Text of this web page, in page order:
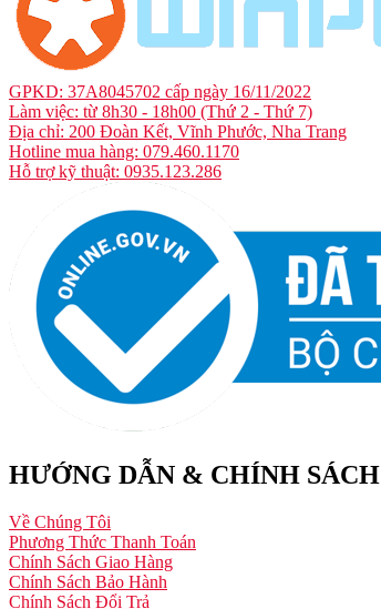
GPKD: 37A8045702 cấp ngày 16/11/2022
Làm việc: từ 8h30 - 18h00 (Thứ 2 - Thứ 7)
Địa chỉ: 200 Đoàn Kết, Vĩnh Phước, Nha Trang
Hotline mua hàng: 079.460.1170
Hỗ trợ kỹ thuật: 0935.123.286
HƯỚNG DẪN & CHÍNH SÁCH
Về Chúng Tôi
Phương Thức Thanh Toán
Chính Sách Giao Hàng
Chính Sách Bảo Hành
Chính Sách Đổi Trả